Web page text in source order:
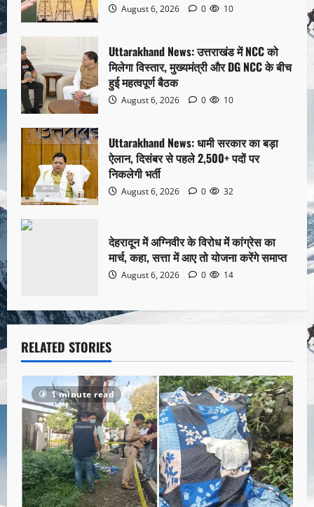
August 6, 2026 0 10
Uttarakhand News: उत्तराखंड में NCC को
मिलेगा विस्तार, मुख्यमंत्री और DG NCC के बीच
हुई महत्वपूर्ण बैठक
August 6, 2026 0 10
Uttarakhand News: धामी सरकार का बड़ा
ऐलान, दिसंबर से पहले 2,500+ पदों पर
निकलेगी भर्ती
August 6, 2026 0 32
देहरादून में अग्निवीर के विरोध में कांग्रेस का
मार्च, कहा, सत्ता में आए तो योजना करेंगे समाप्त
August 6, 2026 0 14
RELATED STORIES
1 minute read